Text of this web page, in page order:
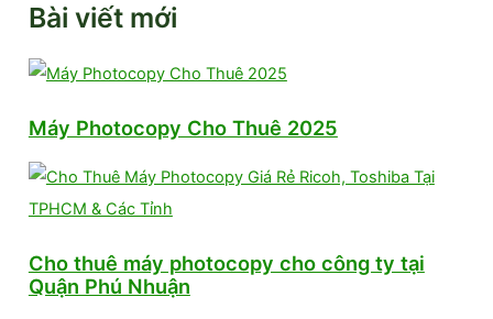
Bài viết mới
Máy Photocopy Cho Thuê 2025
Cho thuê máy photocopy cho công ty tại
Quận Phú Nhuận